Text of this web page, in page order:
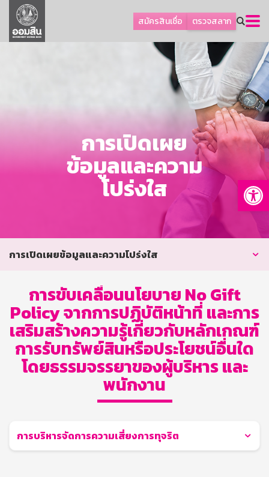
สมัครสินเชื่อ ตรวจสลาก
ลูกค้าธุรกิจ
ลูกค้าผู้ประกอบรายย่อย
การพัฒนาที่ยั่งยืน
บริการทางการเงิน
TH
EN
การเปิดเผย
ข้อมูลและความ
โปร่งใส
การเปิดเผยข้อมูลและความโปร่งใส
การขับเคลื่อนนโยบาย No Gift
Policy จากการปฏิบัติหน้าที่ และการ
เสริมสร้างความรู้เกี่ยวกับหลักเกณฑ์
การรับทรัพย์สินหรือประโยชน์อื่นใด
โดยธรรมจรรยาของผู้บริหาร และ
พนักงาน
การบริหารจัดการความเสี่ยงการทุจริต